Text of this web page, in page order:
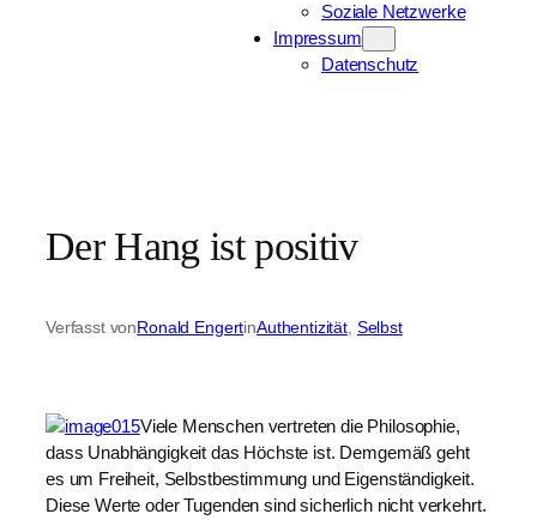
Soziale Netzwerke
Impressum
Datenschutz
Der Hang ist positiv
Verfasst vonRonald EngertinAuthentizität Selbst
Viele Menschen vertreten die Philosophie,
dass Unabhängigkeit das Höchste ist. Demgemäß geht
es um Freiheit, Selbstbestimmung und Eigenständigkeit.
Diese Werte oder Tugenden sind sicherlich nicht verkehrt.